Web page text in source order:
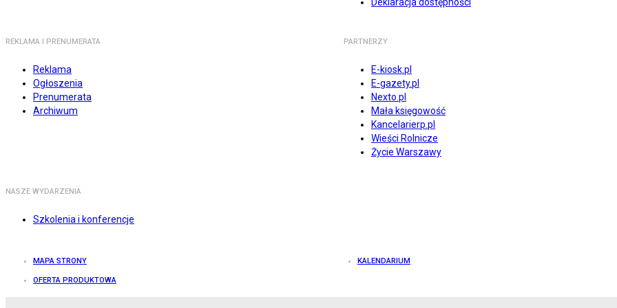
REKLAMA I PRENUMERATA
Reklama
Ogłoszenia
Prenumerata
Archiwum
PARTNERZY
E-kiosk.pl
E-gazety.pl
Nexto.pl
Mała księgowość
Kancelarierp.pl
Wieści Rolnicze
Życie Warszawy
NASZE WYDARZENIA
Szkolenia i konferencje
MAPA STRONY KALENDARIUM
OFERTA PRODUKTOWA